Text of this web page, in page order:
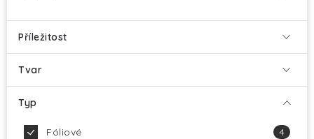
Příležitost
Tvar
Typ
Fóliové 4